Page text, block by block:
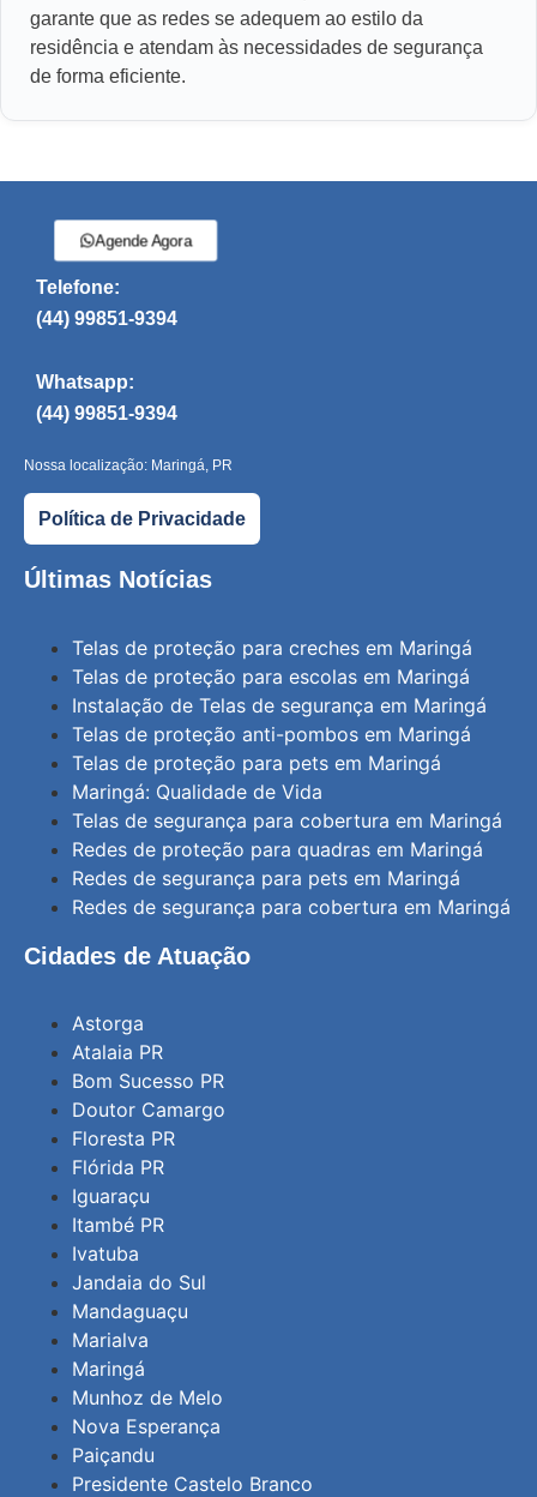
garante que as redes se adequem ao estilo da
residência e atendam às necessidades de segurança
de forma eficiente.
Agende Agora
Telefone:
(44) 99851-9394
Whatsapp:
(44) 99851-9394
Nossa localização: Maringá, PR
Política de Privacidade
Últimas Notícias
Telas de proteção para creches em Maringá
Telas de proteção para escolas em Maringá
Instalação de Telas de segurança em Maringá
Telas de proteção anti-pombos em Maringá
Telas de proteção para pets em Maringá
Maringá: Qualidade de Vida
Telas de segurança para cobertura em Maringá
Redes de proteção para quadras em Maringá
Redes de segurança para pets em Maringá
Redes de segurança para cobertura em Maringá
Cidades de Atuação
Astorga
Atalaia PR
Bom Sucesso PR
Doutor Camargo
Floresta PR
Flórida PR
Iguaraçu
Itambé PR
Ivatuba
Jandaia do Sul
Mandaguaçu
Marialva
Maringá
Munhoz de Melo
Nova Esperança
Paiçandu
Presidente Castelo Branco